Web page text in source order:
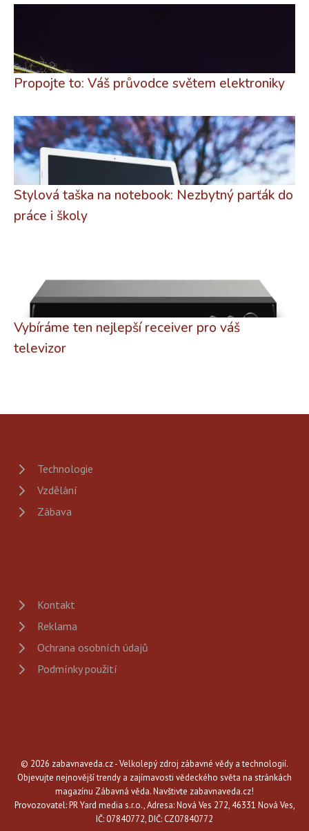
Propojte to: Váš průvodce světem elektroniky
Stylová taška na notebook: Nezbytný parťák do
práce i školy
Vybíráme ten nejlepší receiver pro váš
televizor
Technologie
Vzdělání
Zábava
Kontakt
Reklama
Ochrana osobních údajů
Podmínky použití
© 2026 zabavnaveda.cz - Velkolepý zdroj zábavné vědy a technologií.
Objevujte nejnovější trendy a zajímavosti vědeckého světa na stránkách
magazínu Zábavná věda. Navštivte zabavnaveda.cz!
Provozovatel: PR Yard media s.r.o., Adresa: Nová Ves 272, 46331 Nová Ves,
IČ: 07840772, DIČ: CZ07840772